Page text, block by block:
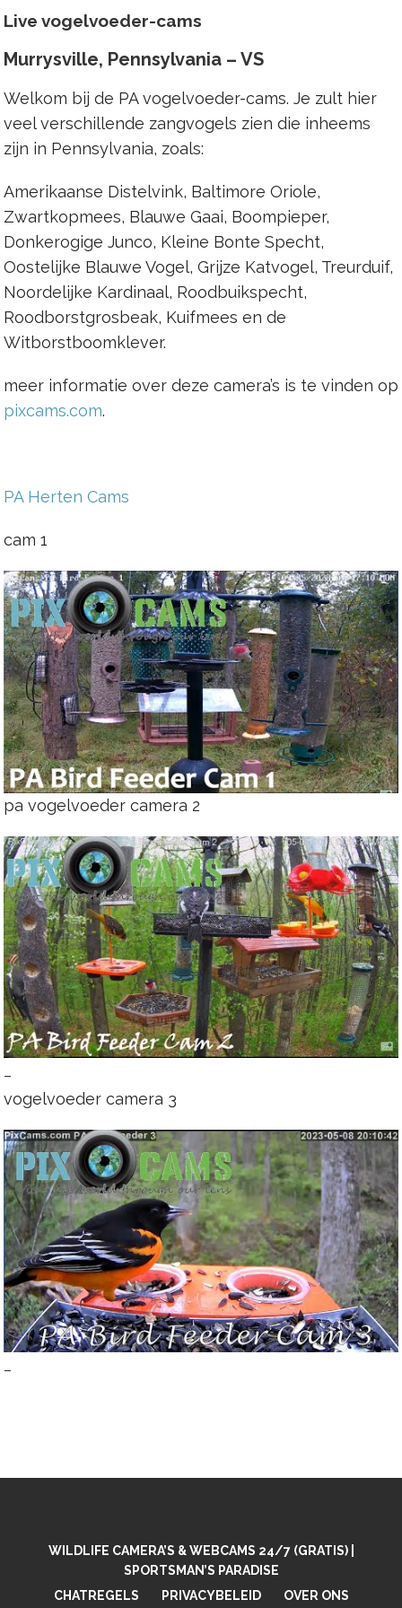
Live vogelvoeder-cams
Murrysville, Pennsylvania – VS
Welkom bij de PA vogelvoeder-cams. Je zult hier
veel verschillende zangvogels zien die inheems
zijn in Pennsylvania, zoals:
Amerikaanse Distelvink, Baltimore Oriole,
Zwartkopmees, Blauwe Gaai, Boompieper,
Donkerogige Junco, Kleine Bonte Specht,
Oostelijke Blauwe Vogel, Grijze Katvogel, Treurduif,
Noordelijke Kardinaal, Roodbuikspecht,
Roodborstgrosbeak, Kuifmees en de
Witborstboomklever.
meer informatie over deze camera’s is te vinden op
pixcams.com.
PA Herten Cams
cam 1
pa vogelvoeder camera 2
–
vogelvoeder camera 3
–
WILDLIFE CAMERA’S & WEBCAMS 24/7 (GRATIS) |
SPORTSMAN’S PARADISE
CHATREGELS
PRIVACYBELEID OVER ONS